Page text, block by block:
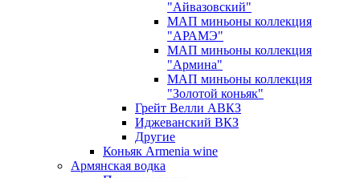
"Айвазовский"
МАП миньоны коллекция
"АРАМЭ"
МАП миньоны коллекция
"Армина"
МАП миньоны коллекция
"Золотой коньяк"
Грейт Велли АВКЗ
Иджеванский ВКЗ
Другие
Коньяк Armenia wine
Армянская водка